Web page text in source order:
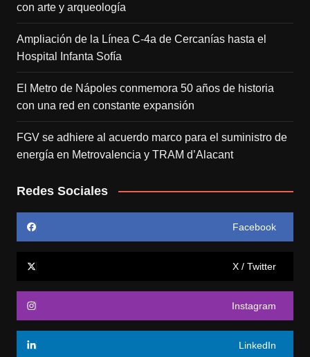
con arte y arqueología
Ampliación de la Línea C-4a de Cercanías hasta el
Hospital Infanta Sofía
El Metro de Nápoles conmemora 50 años de historia
con una red en constante expansión
FGV se adhiere al acuerdo marco para el suministro de
energía en Metrovalencia y TRAM d’Alacant
Redes Sociales
Facebook
X / Twitter
Instagram
LinkedIn